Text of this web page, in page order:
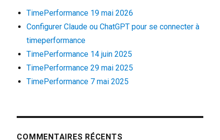
TimePerformance 19 mai 2026
Configurer Claude ou ChatGPT pour se connecter à
timeperformance
TimePerformance 14 juin 2025
TimePerformance 29 mai 2025
TimePerformance 7 mai 2025
COMMENTAIRES RÉCENTS